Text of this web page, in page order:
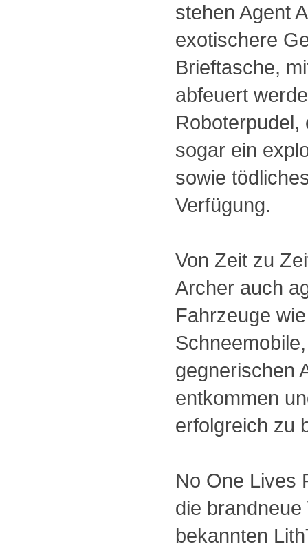
stehen Agent
exotischere
Brieftasche,
abfeuert
Roboterpudel,
sogar ein
sowie
Verfügung.
Von Zeit zu
Archer auch
Fahrzeuge
gegnerischen
entkommen
erfolgreich zu
No One Lives
die
bekannten